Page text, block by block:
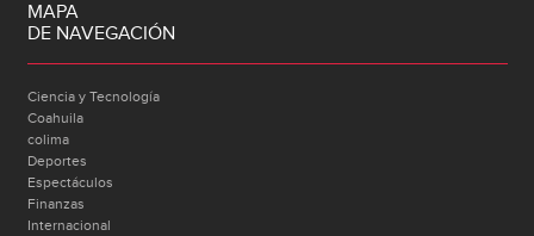
MAPA
DE NAVEGACIÓN
Ciencia y Tecnología
Coahuila
colima
Deportes
Espectáculos
Finanzas
Internacional